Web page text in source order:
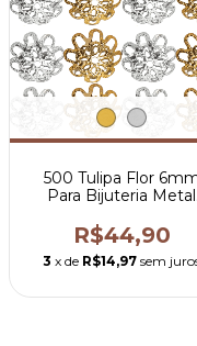
500 Tulipa Flor
Para Bijuteria Metal
R$44,90
3 x de R$14,97 sem